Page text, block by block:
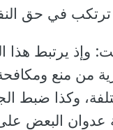
ترتكب في حق
وإذ يرتبط هذا
من منع
وكذا ضبط
عدوان البعض